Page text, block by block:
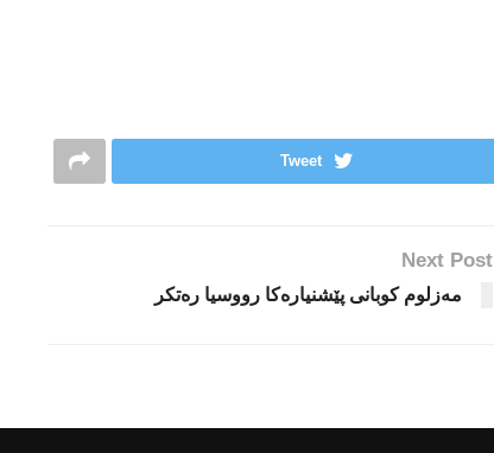
Tweet
Next Post
مەزلوم كوبانی پێشنیارەكا رووسیا رەتكر